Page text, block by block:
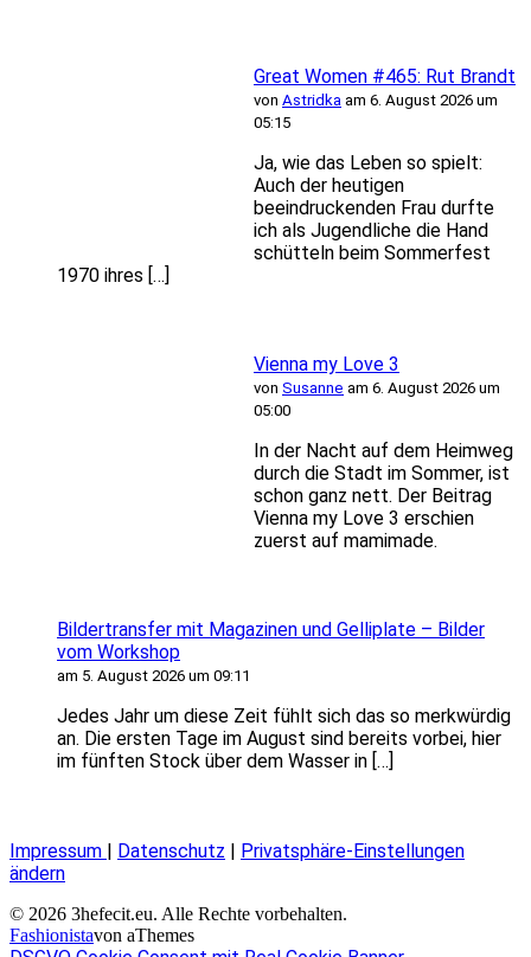
Great Women #465: Rut Brandt
von Astridka am 6. August 2026 um
05:15
Ja, wie das Leben so spielt:
Auch der heutigen
beeindruckenden Frau durfte
ich als Jugendliche die Hand
schütteln beim Sommerfest
1970 ihres […]
Vienna my Love 3
von Susanne am 6. August 2026 um
05:00
In der Nacht auf dem Heimweg
durch die Stadt im Sommer, ist
schon ganz nett. Der Beitrag
Vienna my Love 3 erschien
zuerst auf mamimade.
Bildertransfer mit Magazinen und Gelliplate – Bilder
vom Workshop
am 5. August 2026 um 09:11
Jedes Jahr um diese Zeit fühlt sich das so merkwürdig
an. Die ersten Tage im August sind bereits vorbei, hier
im fünften Stock über dem Wasser in […]
Impressum | Datenschutz | Privatsphäre-Einstellungen
ändern
© 2026 3hefecit.eu. Alle Rechte vorbehalten.
Fashionistavon aThemes